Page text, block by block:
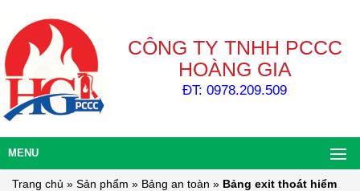
CÔNG TY TNHH PCCC
HOÀNG GIA
ĐT: 0978.209.509
MENU
Trang chủ » Sản phẩm » Bảng an toàn » Bảng exit thoát hiểm